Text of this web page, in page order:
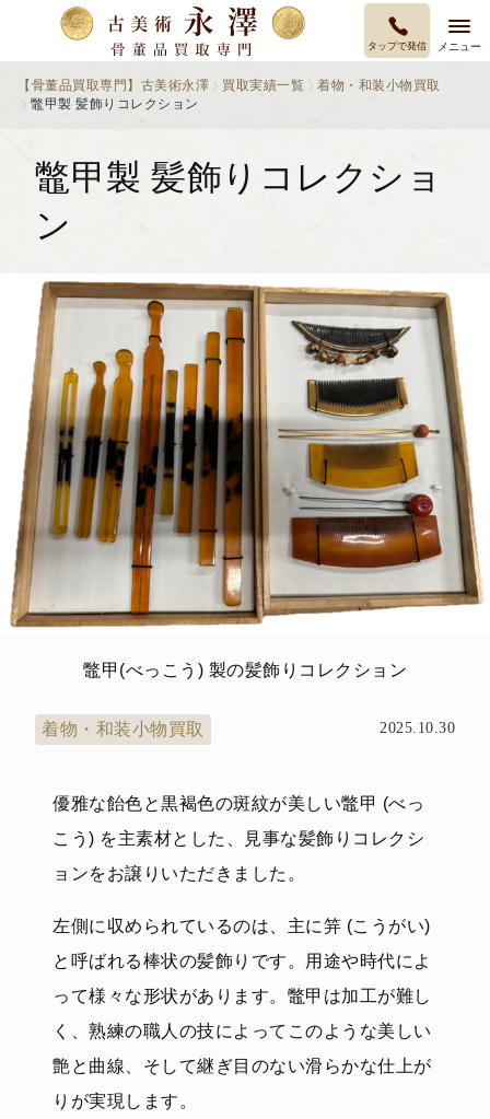
タップで発信 メニュー
【骨董品買取専門】古美術永澤 買取実績一覧
着物・和装小物買取
鼈甲製 髪飾りコレクション
鼈甲製 髪飾りコレクショ
ン
鼈甲(べっこう) 製の髪飾りコレクション
着物・和装小物買取 2025.10.30
優雅な飴色と黒褐色の斑紋が美しい鼈甲 (べっ
こう) を主素材とした、見事な髪飾りコレクシ
ョンをお譲りいただきました。
左側に収められているのは、主に笄 (こうがい)
と呼ばれる棒状の髪飾りです。用途や時代によ
って様々な形状があります。鼈甲は加工が難し
く、熟練の職人の技によってこのような美しい
艶と曲線、そして継ぎ目のない滑らかな仕上が
りが実現します。